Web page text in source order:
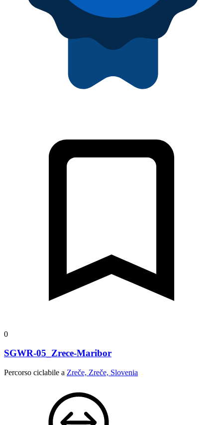
0
SGWR-05_Zrece-Maribor
Percorso ciclabile a Zreče, Zreče, Slovenia